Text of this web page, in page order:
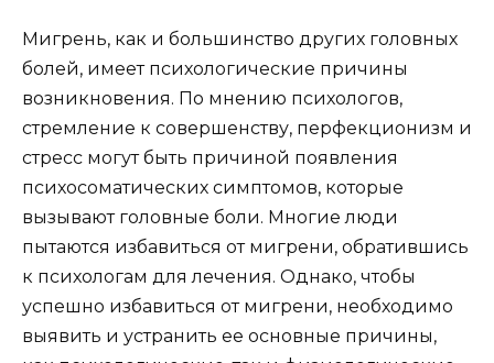
Мигрень, как и большинство других головных
болей, имеет психологические причины
возникновения. По мнению психологов,
стремление к совершенству, перфекционизм и
стресс могут быть причиной появления
психосоматических симптомов, которые
вызывают головные боли. Многие люди
пытаются избавиться от мигрени, обратившись
к психологам для лечения. Однако, чтобы
успешно избавиться от мигрени, необходимо
выявить и устранить ее основные причины,